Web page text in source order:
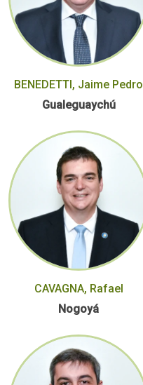
BENEDETTI, Jaime Pedro
Gualeguaychú
CAVAGNA, Rafael
Nogoyá